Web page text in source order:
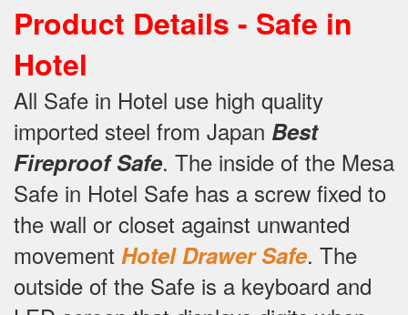
Product Details - Safe in
Hotel
All Safe in Hotel use high quality
imported steel from Japan Best
Fireproof Safe. The inside of the Mesa
Safe in Hotel Safe has a screw fixed to
the wall or closet against unwanted
movement Hotel Drawer Safe. The
outside of the Safe is a keyboard and